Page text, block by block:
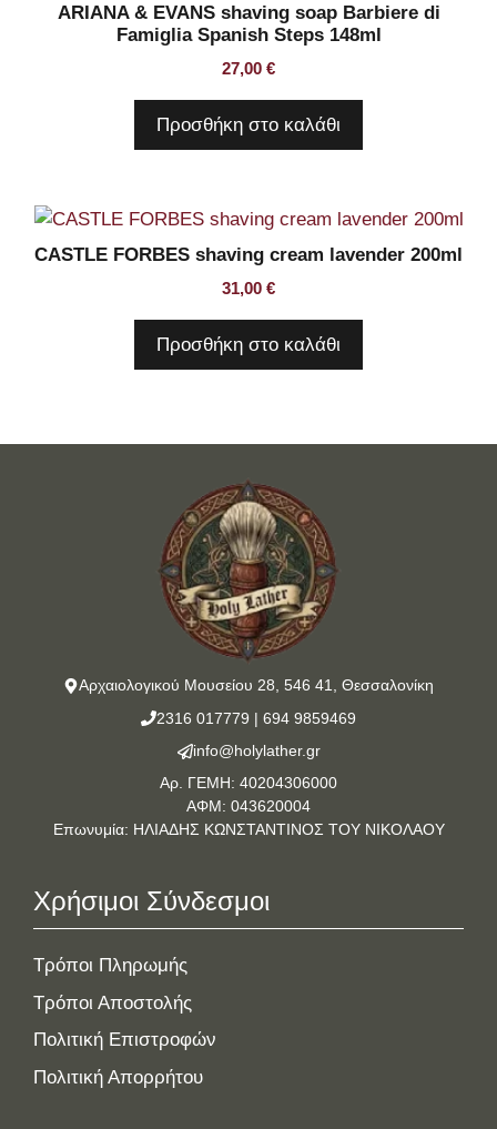
ARIANA & EVANS shaving soap Barbiere di
Famiglia Spanish Steps 148ml
27,00 €
Προσθήκη στο καλάθι
CASTLE FORBES shaving cream lavender 200ml
31,00 €
Προσθήκη στο καλάθι
Αρχαιολογικού Μουσείου 28, 546 41, Θεσσαλονίκη
2316 017779 | 694 9859469
info@holylather.gr
Αρ. ΓΕΜΗ: 40204306000
ΑΦΜ: 043620004
Επωνυμία: ΗΛΙΑΔΗΣ ΚΩΝΣΤΑΝΤΙΝΟΣ ΤΟΥ ΝΙΚΟΛΑΟΥ
Χρήσιμοι Σύνδεσμοι
Τρόποι Πληρωμής
Τρόποι Αποστολής
Πολιτική Επιστροφών
Πολιτική Απορρήτου